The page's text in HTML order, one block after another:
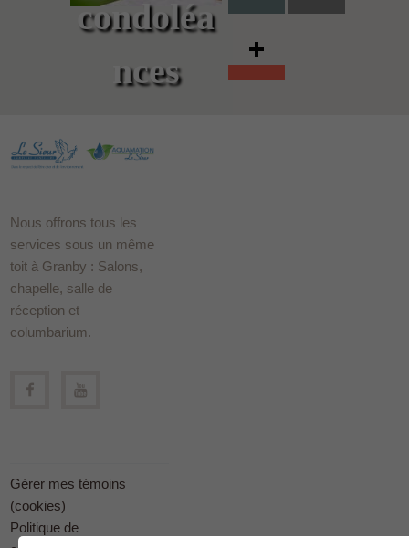
condoléa
nces
Nous offrons tous les
services sous un même
toit à Granby : Salons,
chapelle, salle de
réception et
columbarium.
Gérer mes témoins
(cookies)
Politique de